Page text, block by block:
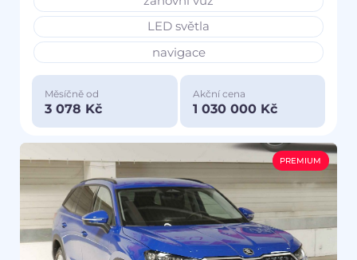
LED světla
navigace
Měsíčně od
3 078 Kč
Akční cena
1 030 000 Kč
PREMIUM